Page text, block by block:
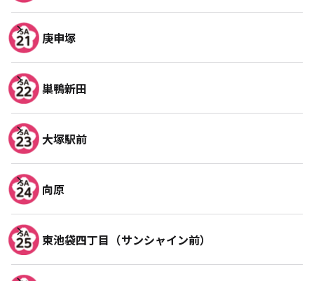
庚申塚
巣鴨新田
大塚駅前
向原
東池袋四丁目（サンシャイン前）